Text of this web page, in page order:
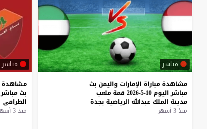
مباشر
مشاهدة مباراة الإمارات واليمن بث
مباشر اليوم 10-5-2026 قمة ملعب
مدينة الملك عبدالله الرياضية بجدة
منذ 3 أشهر
مباشر
مشاهدة
بث مباشر
الظرافي
منذ 3 أشهر